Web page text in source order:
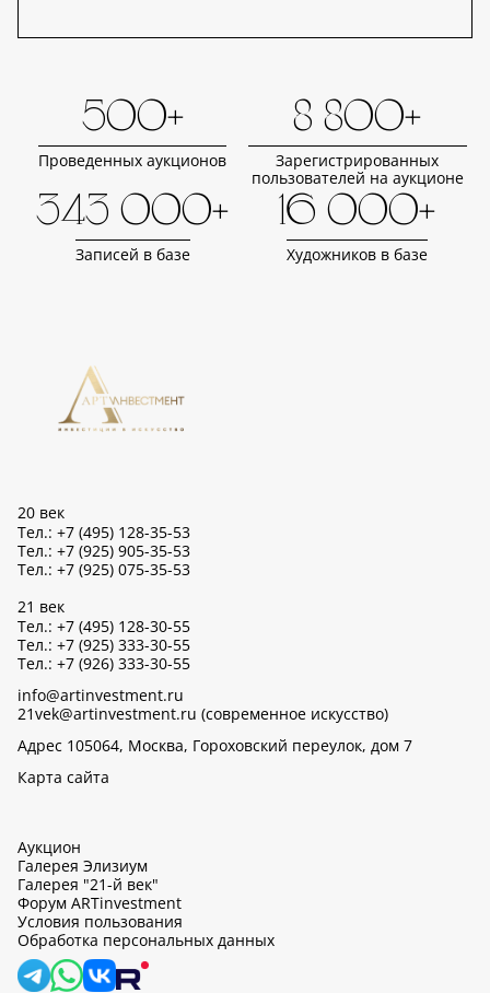
500+
Проведенных аукционов
8 800+
Зарегистрированных
пользователей на аукционе
343 000+
Записей в базе
16 000+
Художников в базе
20 век
Тел.: +7 (495) 128-35-53
Тел.: +7 (925) 905-35-53
Тел.: +7 (925) 075-35-53
21 век
Тел.: +7 (495) 128-30-55
Тел.: +7 (925) 333-30-55
Тел.: +7 (926) 333-30-55
info@artinvestment.ru
21vek@artinvestment.ru (современное искусство)
Адрес 105064, Москва, Гороховский переулок, дом 7
Карта сайта
Аукцион
Галерея Элизиум
Галерея "21-й век"
Форум ARTinvestment
Условия пользования
Обработка персональных данных